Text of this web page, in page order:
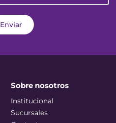
Enviar
Sobre nosotros
Institucional
Sucursales